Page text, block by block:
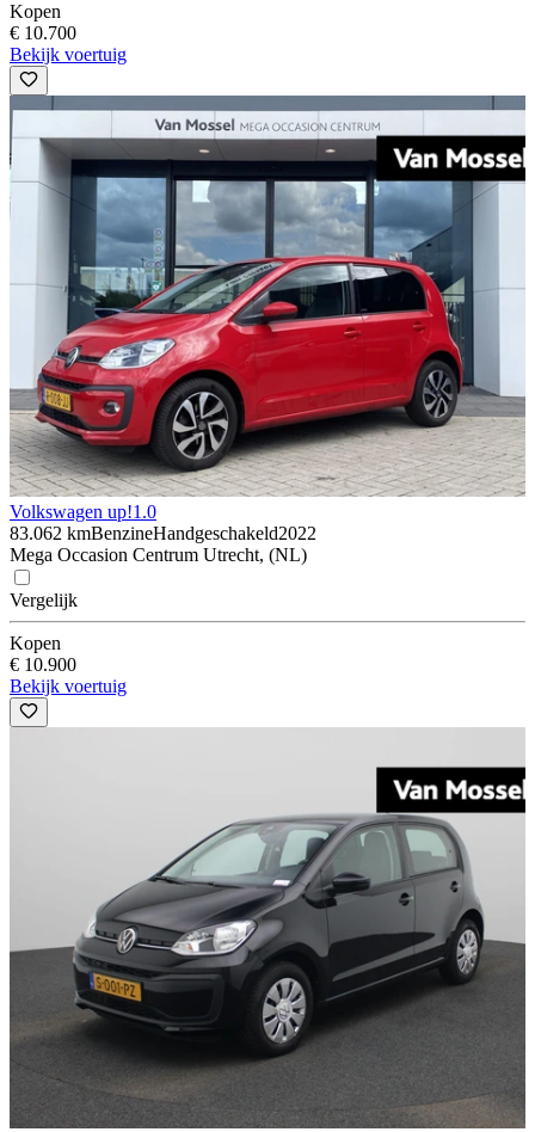
Kopen
€ 10.700
Bekijk voertuig
Volkswagen up!1.0
83.062 kmBenzineHandgeschakeld2022
Mega Occasion Centrum Utrecht, (NL)
Vergelijk
Kopen
€ 10.900
Bekijk voertuig